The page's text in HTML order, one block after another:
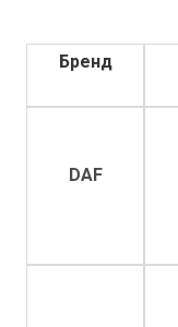
Бренд
DAF